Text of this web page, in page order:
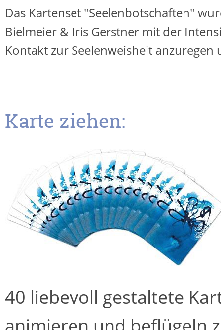
Das Kartenset "Seelenbotschaften"
Bielmeier & Iris Gerstner mit der
Kontakt zur Seelenweisheit anzuregen
Karte ziehen:
40 liebevoll gestaltete